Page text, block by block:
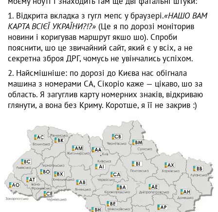
1. Відкрита вкладка з гугл мепс у браузері.«НАШО ВАМ
КАРТА ВСІЄЇ УКРАЇНИ?!?» (Це я по дорозі моніторив
новини і коригував маршрут якшо шо). Спроби
пояснити, шо це звичайний сайт, який є у всіх, а не
секретна зброя ДРГ, чомусь не увінчались успіхом.
2. Найсмішніше: по дорозі до Києва нас обігнала
машина з номерами СА, Сікоріо каже — цікаво, шо за
область. Я загуглив карту номерних знаків, відкриваю
глянути, а вона без Криму. Коротше, я її не закрив :)